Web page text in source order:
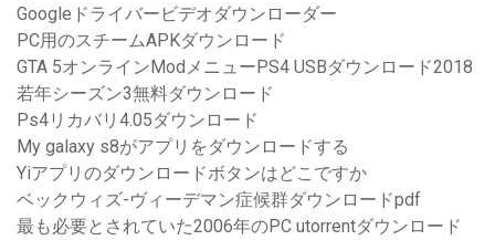
Googleドライバービデオダウンローダー
PC用のスチームAPKダウンロード
GTA 5オンラインModメニューPS4 USBダウンロード2018
若年シーズン3無料ダウンロード
Ps4リカバリ4.05ダウンロード
My galaxy s8がアプリをダウンロードする
Yiアプリのダウンロードボタンはどこですか
ベックウィズ-ヴィーデマン症候群ダウンロードpdf
最も必要とされていた2006年のPC utorrentダウンロード